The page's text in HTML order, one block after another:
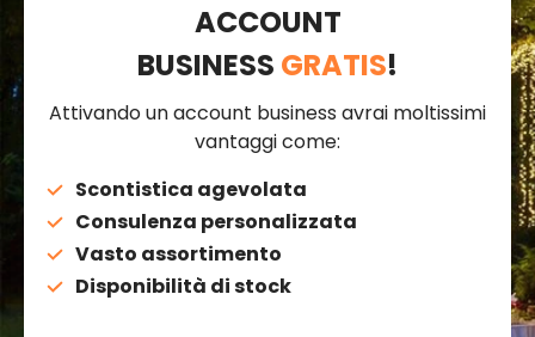
ACCOUNT
BUSINESS GRATIS!
Attivando un account business avrai moltissimi
vantaggi come:
Scontistica agevolata
Consulenza personalizzata
Vasto assortimento
Disponibilità di stock